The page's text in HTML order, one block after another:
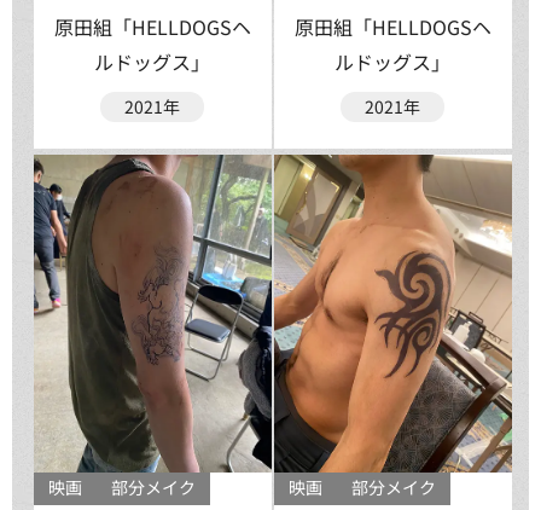
原田組「HELLDOGSヘ
ルドッグス」
2021年
原田組「HELLDOGSヘ
ルドッグス」
2021年
映画 部分メイク 映画 部分メイク